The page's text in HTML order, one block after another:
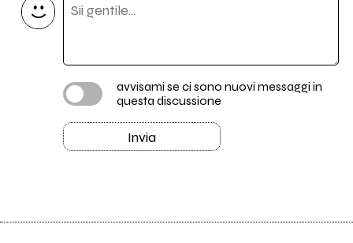
avvisami se ci sono nuovi messaggi in
questa discussione
Invia